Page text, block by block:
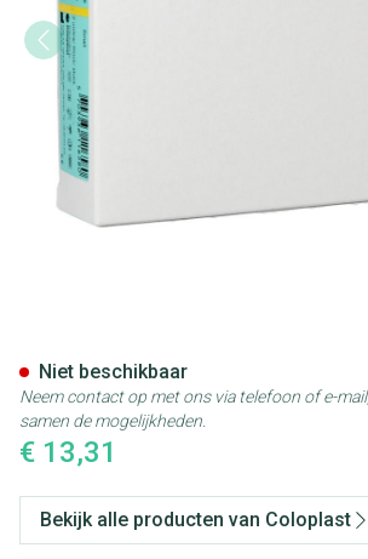
€ 13,31
Niet beschikbaar
Neem contact op met ons via telefoon of e-
samen de mogelijkheden.
Bekijk alle producten van Coloplast